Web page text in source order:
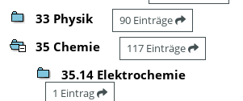
33 Physik 90 Einträge
35 Chemie 117 Einträge
35.14 Elektrochemie
1 Eintrag